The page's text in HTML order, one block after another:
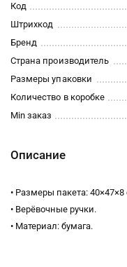
Код
Штрихкод
Бренд
Страна производитель
Размеры упаковки
Количество в коробке
Min заказ
Описание
• Размеры пакета:
• Верёвочные ручки.
• Материал: бумага.